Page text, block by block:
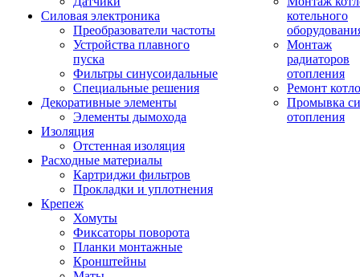
Силовая электроника
Преобразователи частоты
Устройства плавного
пуска
Фильтры синусоидальные
Специальные решения
Декоративные элементы
Элементы дымохода
Изоляция
Отстенная изоляция
Расходные материалы
Картриджи фильтров
Прокладки и уплотнения
Крепеж
Хомуты
Фиксаторы поворота
Планки монтажные
Кронштейны
котельного
Монтаж
радиаторов
отопления
Ремонт
Промывка
отопления